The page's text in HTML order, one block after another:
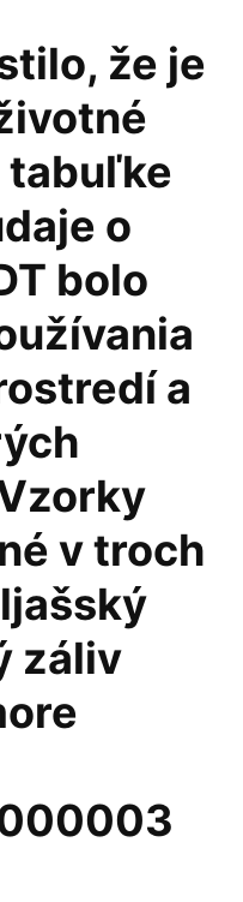
že je
tabuľke
o
bolo
a
v troch
záliv